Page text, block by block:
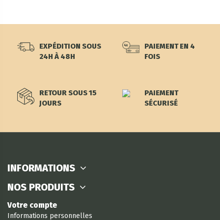
EXPÉDITION SOUS
24H À 48H
PAIEMENT EN 4
FOIS
RETOUR SOUS 15
JOURS
PAIEMENT
SÉCURISÉ
INFORMATIONS
NOS PRODUITS
Votre compte
Informations personnelles